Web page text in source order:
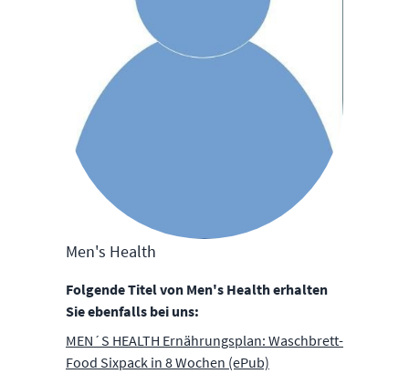
Men's Health
Folgende Titel von Men's Health erhalten
Sie ebenfalls bei uns:
MEN´S HEALTH Ernährungsplan: Waschbrett-
Food Sixpack in 8 Wochen (ePub)